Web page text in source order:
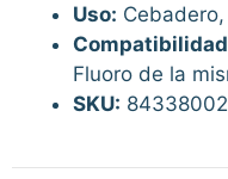
Uso:
Fluoro de la
SKU: